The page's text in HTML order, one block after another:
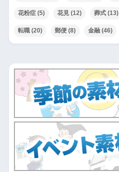
花粉症(5) 花見(12) 葬式(13)
転職(20) 郵便(8) 金融(46)